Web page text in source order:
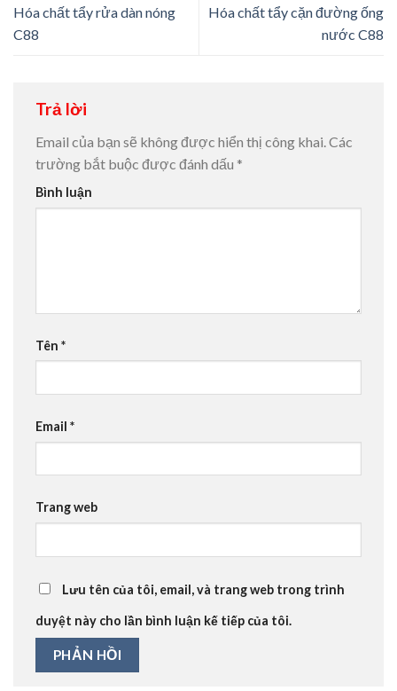
Hóa chất tẩy rửa dàn nóng
C88
Hóa chất tẩy cặn đường ống
nước C88
Trả lời
Email của bạn sẽ không được hiển thị công khai.Các
trường bắt buộc được đánh dấu *
Bình luận
Tên *
Email *
Trang web
Lưu tên của tôi, email, và trang web trong trình
duyệt này cho lần bình luận kế tiếp của tôi.